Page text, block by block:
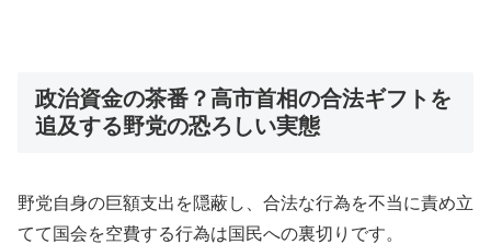
政治資金の茶番？高市首相の合法ギフトを
追及する野党の恐ろしい実態
野党自身の巨額支出を隠蔽し、合法な行為を不当に責め立
てて国会を空費する行為は国民への裏切りです。